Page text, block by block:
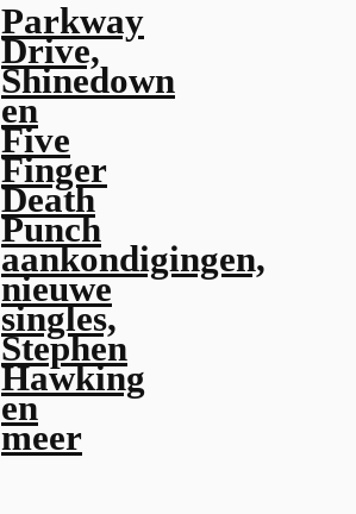
Parkway
Drive,
Shinedown
en
Five
Finger
Death
Punch
aankondigingen,
nieuwe
singles,
Stephen
Hawking
en
meer